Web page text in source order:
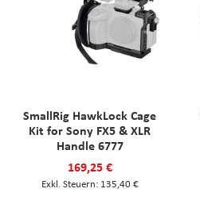
SmallRig HawkLock Cage
Kit for Sony FX5 & XLR
Handle 6777
169,25 €
135,40 €